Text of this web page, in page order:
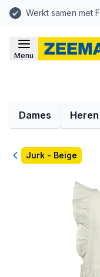
Werkt samen met
Menu
Dames Heren
TerugJurk - Beige